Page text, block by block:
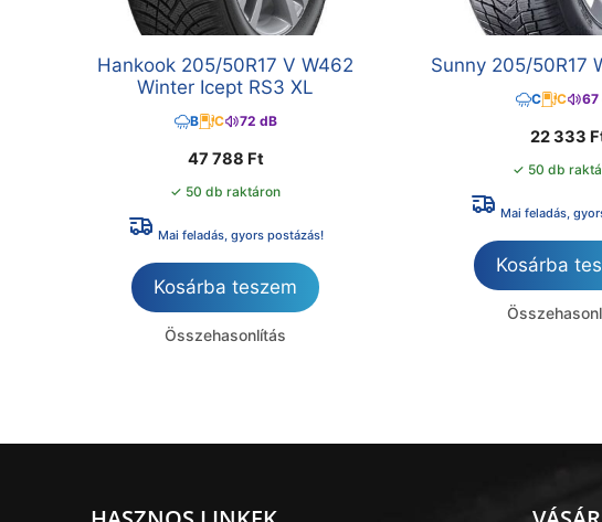
Hankook 205/50R17 V W462
Winter Icept RS3 XL
B C 72 dB
47 788 Ft
✓ 50 db raktáron
Mai feladás, gyors postázás!
Kosárba teszem
Összehasonlítás
Sunny 205/50R17
C C 67
22 333
✓ 50 db
Mai feladás,
Kosárba